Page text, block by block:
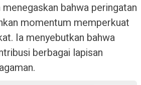
bahwa peringatan
momentum memperkuat
Ia menyebutkan bahwa
berbagai lapisan